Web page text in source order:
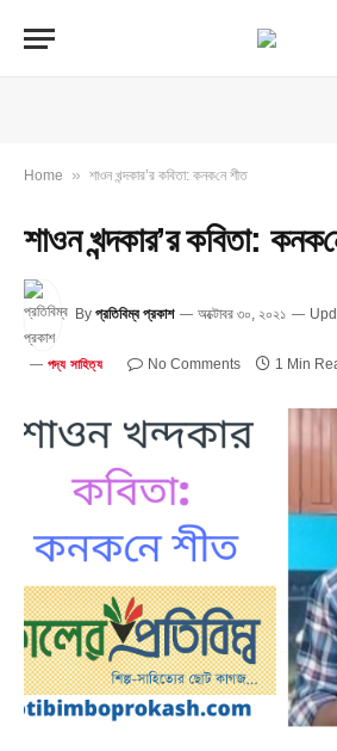
Home » শাওন খন্দকার’র কবিতা: কনক‌নে শীত
শাওন খন্দকার’র কবিতা:
By প্রতিবিম্ব প্রকাশ অক্টোবর ৩০, ২০২১
পদ্য সাহিত্য No Comments 1 Min